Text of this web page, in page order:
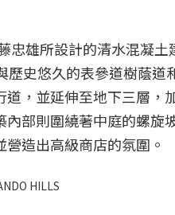
忠雄所設計的清水混凝土
歷史悠久的表參道樹蔭道
，並延伸至地下三層，
部則圍繞著中庭的螺旋
造出高級商店的氛圍。
HILLS